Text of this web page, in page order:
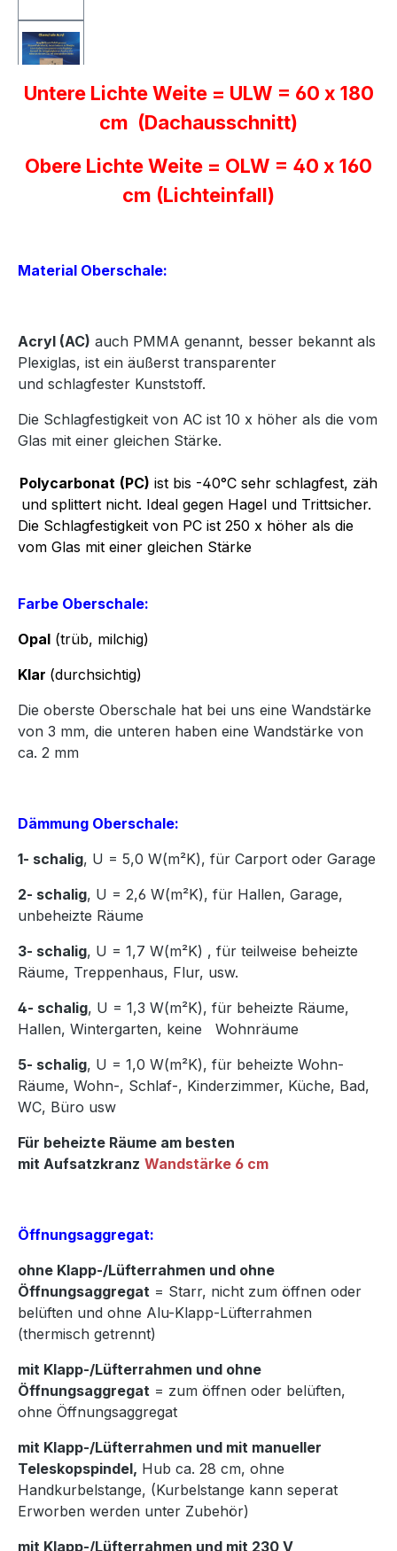
Untere Lichte Weite = ULW = 60 x 180
cm (Dachausschnitt)
Obere Lichte Weite = OLW = 40 x 160
cm (Lichteinfall)
Material Oberschale:
Acryl (AC) auch PMMA genannt, besser bekannt als
Plexiglas, ist ein äußerst transparenter
und schlagfester Kunststoff.
Die Schlagfestigkeit von AC ist 10 x höher als die vom
Glas mit einer gleichen Stärke.
Polycarbonat (PC) ist bis -40°C sehr schlagfest, zäh
und splittert nicht. Ideal gegen Hagel und Trittsicher.
Die Schlagfestigkeit von PC ist 250 x höher als die
vom Glas mit einer gleichen Stärke
Farbe Oberschale:
Opal (trüb, milchig)
Klar (durchsichtig)
Die oberste Oberschale hat bei uns eine Wandstärke
von 3 mm, die unteren haben eine Wandstärke von
ca. 2 mm
Dämmung Oberschale:
1- schalig, U = 5,0 W(m²K), für Carport oder Garage
2- schalig, U = 2,6 W(m²K), für Hallen, Garage,
unbeheizte Räume
3- schalig, U = 1,7 W(m²K) , für teilweise beheizte
Räume, Treppenhaus, Flur, usw.
4- schalig, U = 1,3 W(m²K), für beheizte Räume,
Hallen, Wintergarten, keine Wohnräume
5- schalig, U = 1,0 W(m²K), für beheizte Wohn-
Räume, Wohn-, Schlaf-, Kinderzimmer, Küche, Bad,
WC, Büro usw
Für beheizte Räume am besten
mit Aufsatzkranz Wandstärke 6 cm
Öffnungsaggregat:
ohne Klapp-/Lüfterrahmen und ohne
Öffnungsaggregat = Starr, nicht zum öffnen oder
belüften und ohne Alu-Klapp-Lüfterrahmen
(thermisch getrennt)
mit Klapp-/Lüfterrahmen und ohne
Öffnungsaggregat = zum öffnen oder belüften,
ohne Öffnungsaggregat
mit Klapp-/Lüfterrahmen und mit manueller
Teleskopspindel, Hub ca. 28 cm, ohne
Handkurbelstange, (Kurbelstange kann seperat
Erworben werden unter Zubehör)
mit Klapp-/Lüfterrahmen und mit 230 V